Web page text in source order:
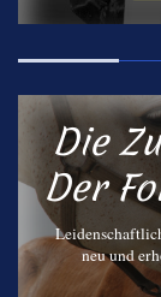
Die
Der
neu und